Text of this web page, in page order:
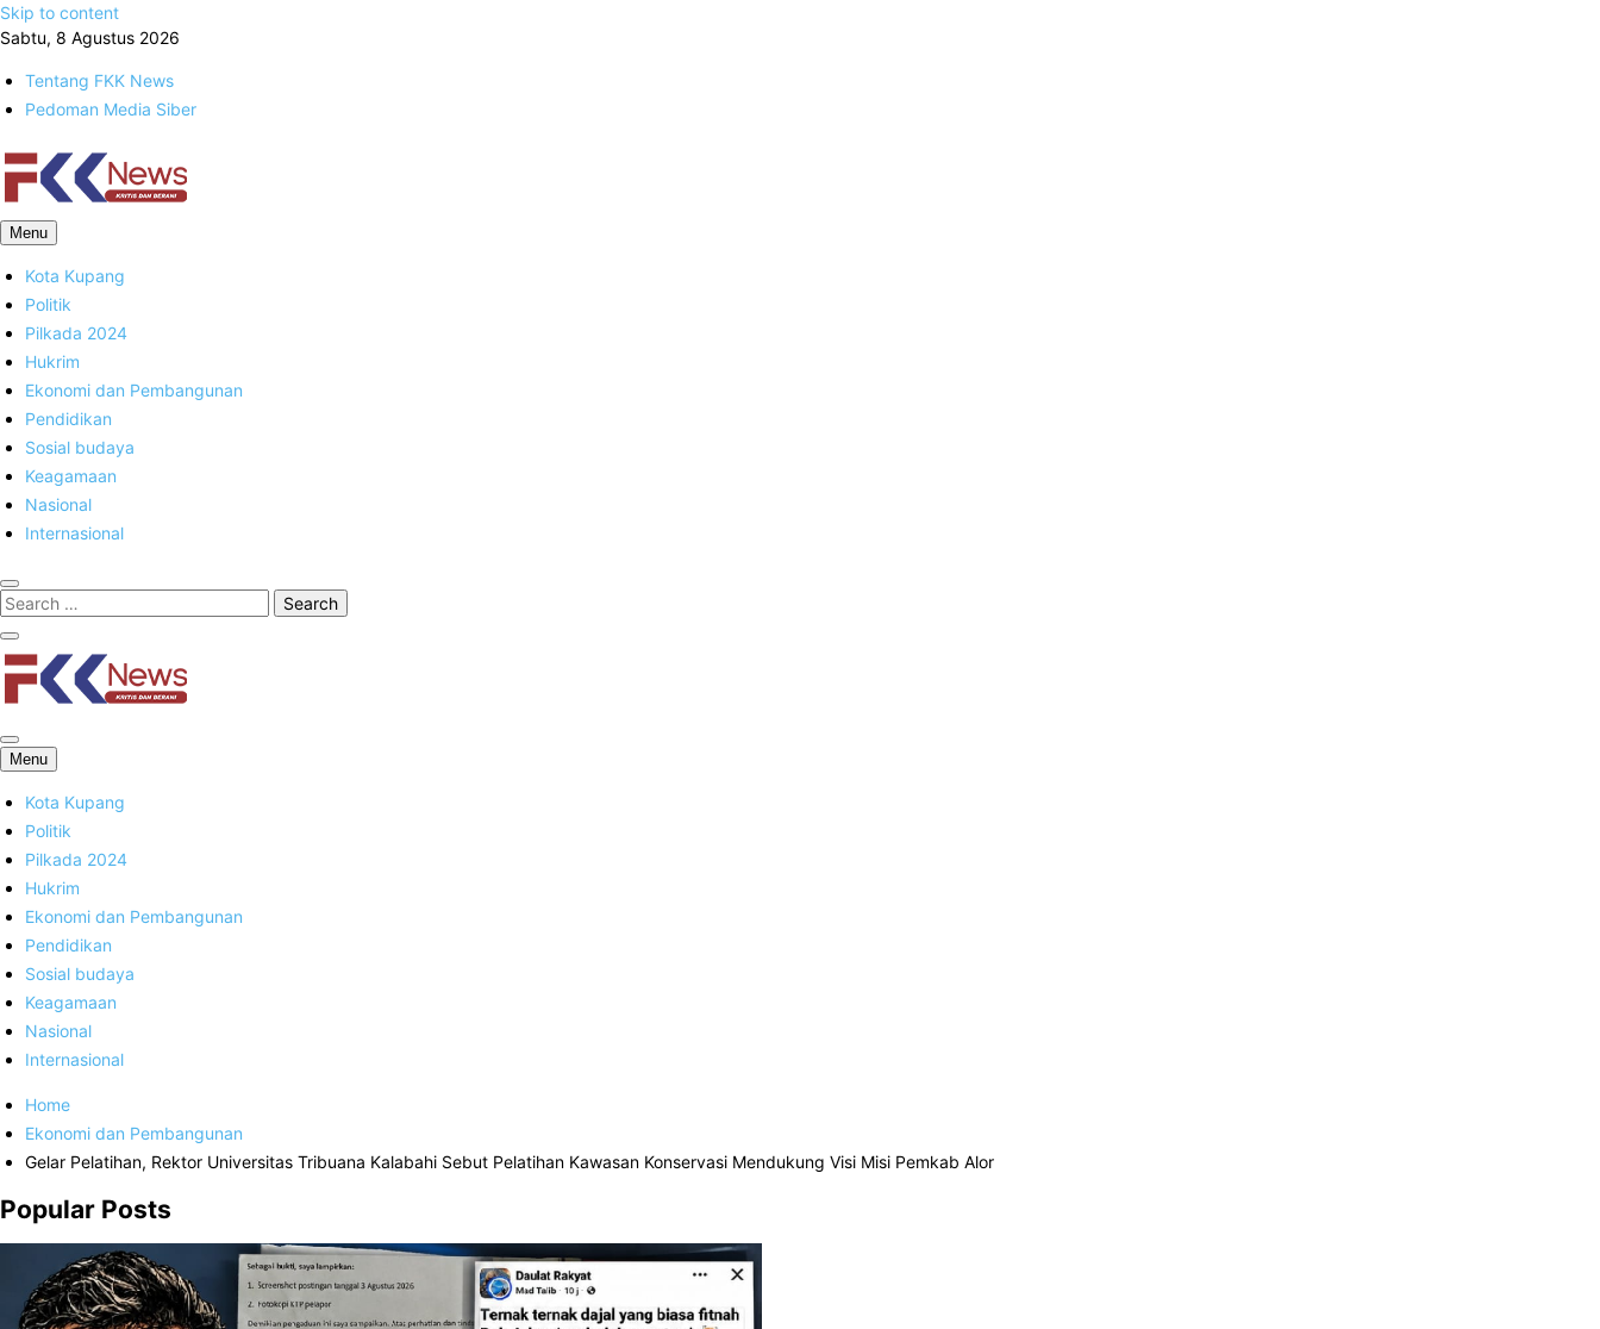
Skip to content
Sabtu, 8 Agustus 2026
Tentang FKK News
Pedoman Media Siber
FKK News
Menu
Kota Kupang
Politik
Pilkada 2024
Hukrim
Ekonomi dan Pembangunan
Pendidikan
Sosial budaya
Keagamaan
Nasional
Internasional
FKK News
Menu
Kota Kupang
Politik
Pilkada 2024
Hukrim
Ekonomi dan Pembangunan
Pendidikan
Sosial budaya
Keagamaan
Nasional
Internasional
Home
Ekonomi dan Pembangunan
Gelar Pelatihan, Rektor Universitas Tribuana Kalabahi Sebut Pelatihan Kawasan Konservasi Mendukung Visi Misi Pemkab Alor
Popular Posts